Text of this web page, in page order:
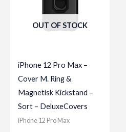
OUT OF STOCK
iPhone 12 Pro Max –
Cover M. Ring &
Magnetisk Kickstand –
Sort – DeluxeCovers
iPhone 12 Pro Max